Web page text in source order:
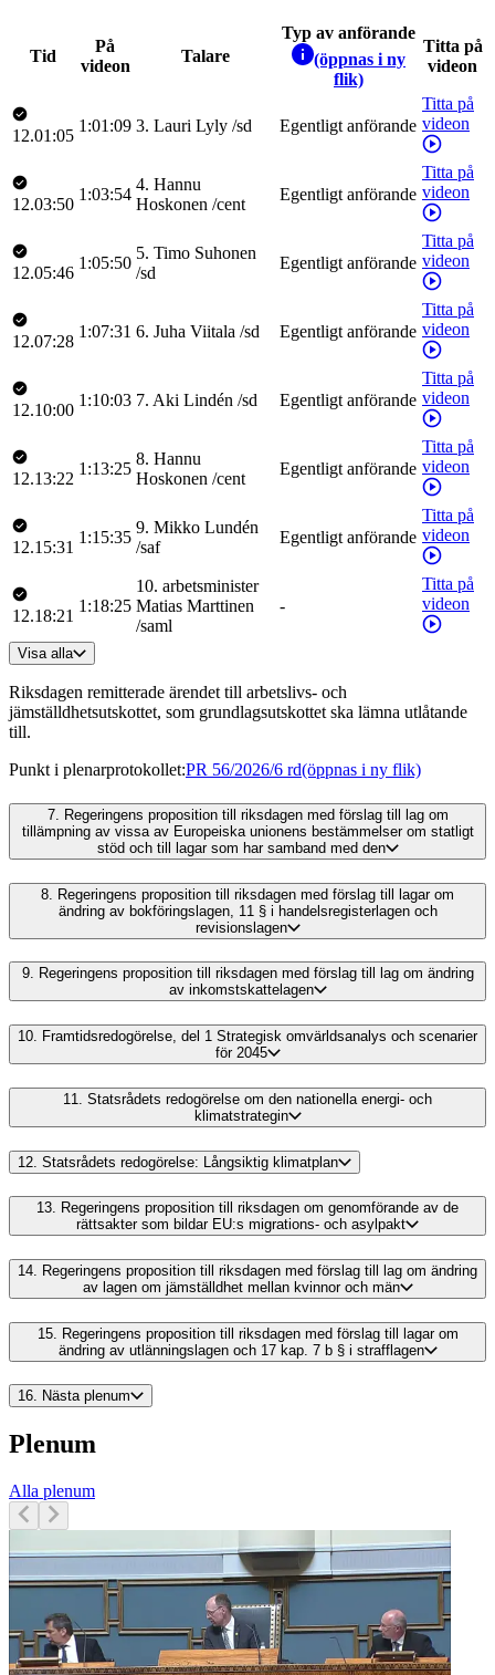
Tid
På
videon
Talare
Typ av anförande
(öppnas i ny
flik)
Titta på
videon
12.01:05
1:01:09 3. Lauri Lyly /sd Egentligt anförande
Titta på
videon
12.03:50
1:03:54
4. Hannu
Hoskonen /cent
Egentligt anförande
Titta på
videon
12.05:46
1:05:50
5. Timo Suhonen
/sd
Egentligt anförande
Titta på
videon
12.07:28
1:07:31 6. Juha Viitala /sd Egentligt anförande
Titta på
videon
12.10:00
1:10:03 7. Aki Lindén /sd Egentligt anförande
Titta på
videon
12.13:22
1:13:25
8. Hannu
Hoskonen /cent
Egentligt anförande
Titta på
videon
12.15:31
1:15:35
9. Mikko Lundén
/saf
Egentligt anförande
Titta på
videon
12.18:21
1:18:25
10. arbetsminister
Matias Marttinen
/saml
-
Titta på
videon
Visa alla
Riksdagen remitterade ärendet till arbetslivs- och
jämställdhetsutskottet, som grundlagsutskottet ska lämna utlåtande
till.
Punkt i plenarprotokollet:PR 56/2026/6 rd(öppnas i ny flik)
7.
Regeringens proposition till riksdagen med förslag till lag om
tillämpning av vissa av Europeiska unionens bestämmelser om statligt
stöd och till lagar som har samband med den
8. Regeringens proposition till riksdagen med förslag till lagar om
ändring av bokföringslagen, 11 § i handelsregisterlagen och
revisionslagen
9. Regeringens proposition till riksdagen med förslag till lag om ändring
av inkomstskattelagen
10. Framtidsredogörelse, del 1 Strategisk omvärldsanalys och scenarier
för 2045
11.
Statsrådets redogörelse om den nationella energi- och
klimatstrategin
12. Statsrådets redogörelse: Långsiktig klimatplan
13. Regeringens proposition till riksdagen om genomförande av de
rättsakter som bildar EU:s migrations- och asylpakt
14.
Regeringens proposition till riksdagen med förslag till lag om ändring
av lagen om jämställdhet mellan kvinnor och män
15. Regeringens proposition till riksdagen med förslag till lagar om
ändring av utlänningslagen och 17 kap. 7 b § i strafflagen
16. Nästa plenum
Plenum
Alla plenum